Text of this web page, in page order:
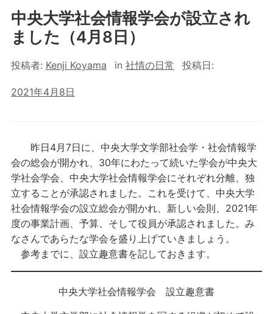
中央大学社会情報学会が設立され
ました（4月8日）
投稿者: Kenji Koyama in 社情の日常 投稿日:
2021年4月8日
昨日4月7日に、中央大学文学部社会学・社会情報学
会の総会が開かれ、30年にわたって続いた学会が中央大
学社会学会、中央大学社会情報学会にそれぞれ分離、独
立することが承認されました。これを受けて、中央大学
社会情報学会の設立総会が開かれ、新しい会則、2021年
度の事業計画、予算、そして役員が承認されました。み
なさんであらたな学会を盛り上げていきましょう。
参考までに、設立趣意書を記しておきます。
中央大学社会情報学会 設立趣意書